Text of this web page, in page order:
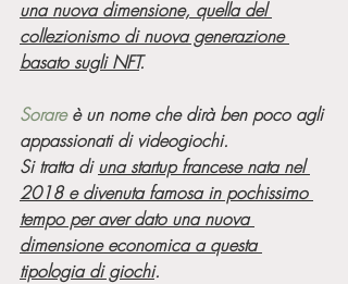
una nuova dimensione, quella del
collezionismo di nuova generazione
basato sugli NFT.
Sorare è un nome che dirà ben poco agli
appassionati di videogiochi.
Si tratta di una startup francese nata nel
2018 e divenuta famosa in pochissimo
tempo per aver dato una nuova
dimensione economica a questa
tipologia di giochi.